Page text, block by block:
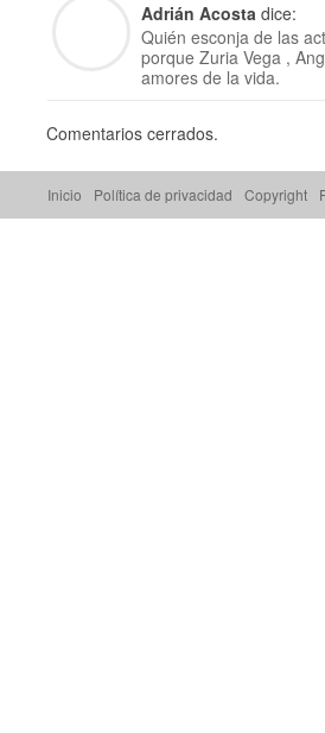
Adrián Acosta dice:
Quién esconja de las
porque Zuria Vega ,
amores de la vida.
Comentarios cerrados.
Inicio Política de privacidad Copyright